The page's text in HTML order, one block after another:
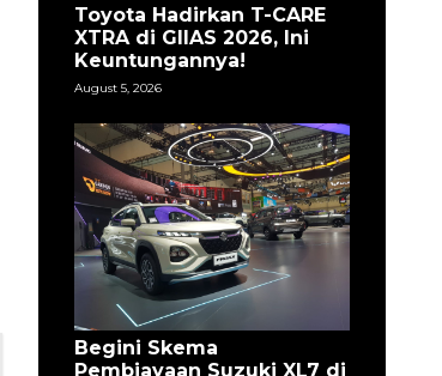
Toyota Hadirkan T-CARE
XTRA di GIIAS 2026, Ini
Keuntungannya!
August 5, 2026
Begini Skema
Pembiayaan Suzuki XL7 di